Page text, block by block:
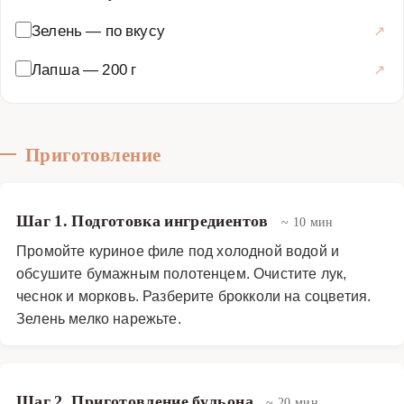
Зелень — по вкусу
Лапша— 200 г
Приготовление
Шаг 1. Подготовка ингредиентов ~ 10 мин
Промойте куриное филе под холодной водой и
обсушите бумажным полотенцем. Очистите лук,
чеснок и морковь. Разберите брокколи на соцветия.
Зелень мелко нарежьте.